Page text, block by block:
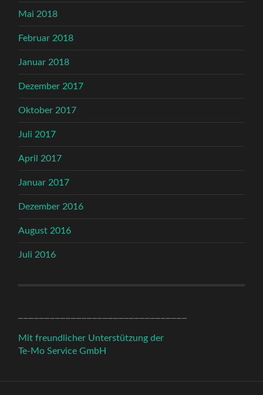
Mai 2018
Februar 2018
Januar 2018
Dezember 2017
Oktober 2017
Juli 2017
April 2017
Januar 2017
Dezember 2016
August 2016
Juli 2016
Mit freundlicher Unterstützung der
Te-Mo Service GmbH